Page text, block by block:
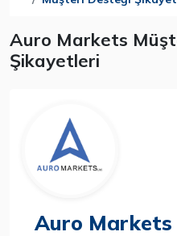
Auro Markets
Şikayetleri
Auro Markets